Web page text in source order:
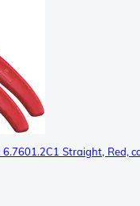
6.7601.2C1 Straight, Red,